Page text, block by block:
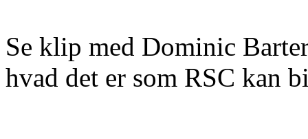
Se klip med Dominic
hvad det er som RSC kan